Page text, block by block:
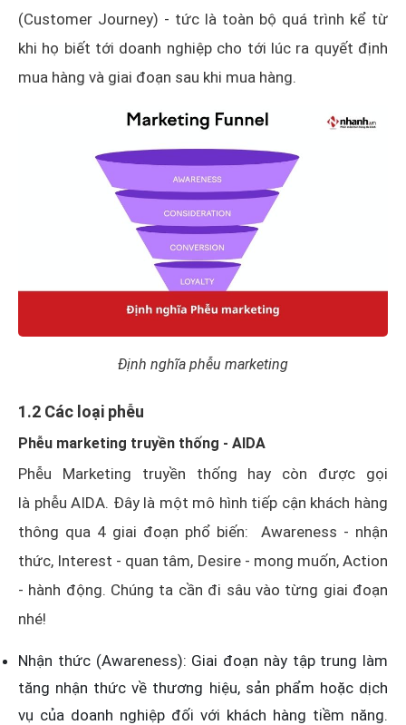
(Customer Journey) - tức là toàn bộ quá trình kể từ
khi họ biết tới doanh nghiệp cho tới lúc ra quyết định
mua hàng và giai đoạn sau khi mua hàng.
Định nghĩa phễu marketing
1.2 Các loại phễu
Phễu marketing truyền thống - AIDA
Phễu Marketing truyền thống hay còn được gọi
là phễu AIDA. Đây là một mô hình tiếp cận khách hàng
thông qua 4 giai đoạn phổ biến: Awareness - nhận
thức, Interest - quan tâm, Desire - mong muốn, Action
- hành động. Chúng ta cần đi sâu vào từng giai đoạn
nhé!
Nhận thức (Awareness): Giai đoạn này tập trung làm
tăng nhận thức về thương hiệu, sản phẩm hoặc dịch
vụ của doanh nghiệp đối với khách hàng tiềm năng.